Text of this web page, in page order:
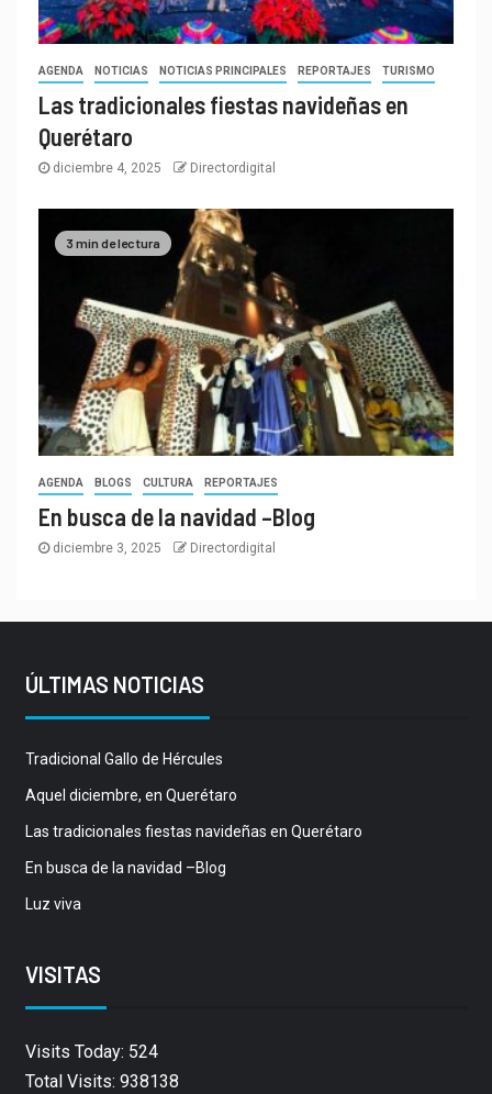
AGENDA NOTICIAS NOTICIAS PRINCIPALES REPORTAJES TURISMO
Las tradicionales fiestas navideñas en
Querétaro
diciembre 4, 2025 Directordigital
3 min de lectura
AGENDA BLOGS CULTURA REPORTAJES
En busca de la navidad –Blog
diciembre 3, 2025 Directordigital
ÚLTIMAS NOTICIAS
Tradicional Gallo de Hércules
Aquel diciembre, en Querétaro
Las tradicionales fiestas navideñas en Querétaro
En busca de la navidad –Blog
Luz viva
VISITAS
Visits Today: 524
Total Visits: 938138